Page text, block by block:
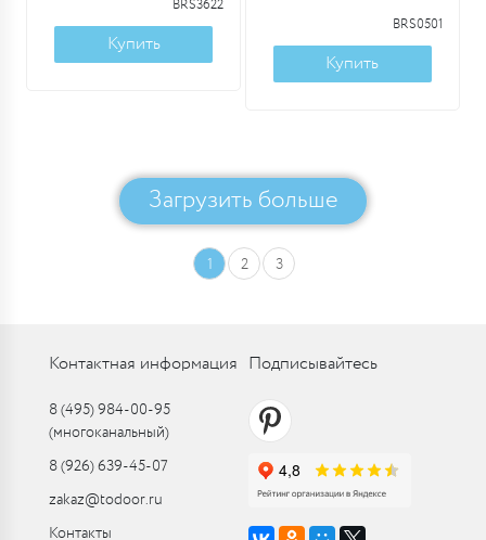
BRS3622
Купить
BRS0501
Купить
Загрузить больше
1 2 3
Контактная информация
8 (495) 984-00-95
(многоканальный)
8 (926) 639-45-07
zakaz@todoor.ru
Контакты
Подписывайтесь